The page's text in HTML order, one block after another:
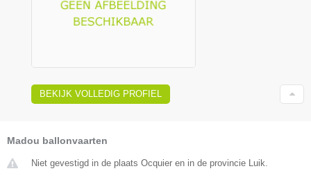
BEKIJK VOLLEDIG PROFIEL
Madou ballonvaarten
Niet gevestigd in de plaats Ocquier en in de provincie Luik.